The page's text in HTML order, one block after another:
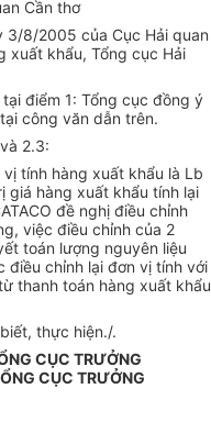
Cần thơ
3/8/2005 của Cục Hải quan
xuất khẩu, Tổng cục Hải
điểm 1: Tổng cục đồng ý
công văn dẫn trên.
2.3:
tính hàng xuất khẩu là Lb
giá hàng xuất khẩu tính lại
đề nghị điều chỉnh
việc điều chỉnh của 2
toán lượng nguyên liệu
điều chỉnh lại đơn vị tính với
thanh toán hàng xuất khẩu
thực hiện./.
CỤC TRƯỞNG
CỤC TRƯỞNG